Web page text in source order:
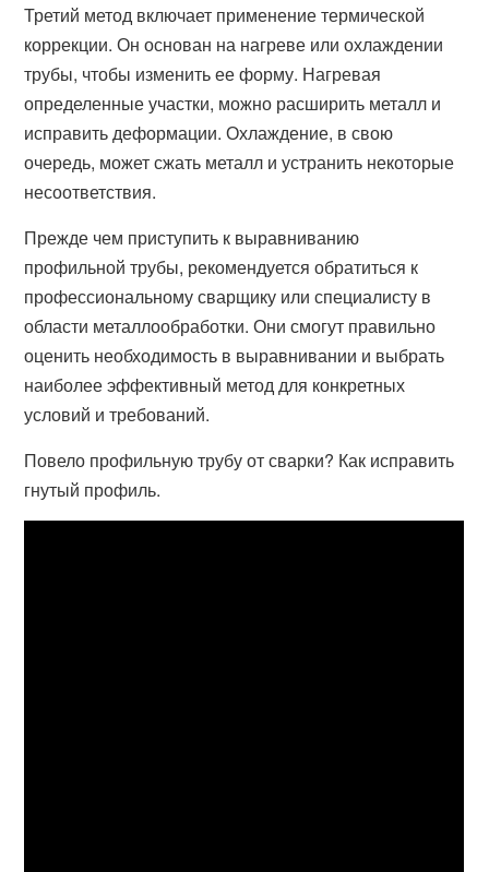
Третий метод включает применение термической
коррекции. Он основан на нагреве или охлаждении
трубы, чтобы изменить ее форму. Нагревая
определенные участки, можно расширить металл и
исправить деформации. Охлаждение, в свою
очередь, может сжать металл и устранить некоторые
несоответствия.
Прежде чем приступить к выравниванию
профильной трубы, рекомендуется обратиться к
профессиональному сварщику или специалисту в
области металлообработки. Они смогут правильно
оценить необходимость в выравнивании и выбрать
наиболее эффективный метод для конкретных
условий и требований.
Повело профильную трубу от сварки? Как исправить
гнутый профиль.